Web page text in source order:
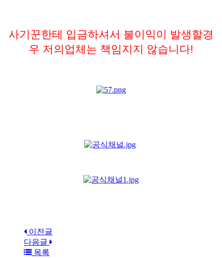
사기꾼한테 입금하셔서 불이익이 발생할경
우 저의업체는 책임지지 않습니다!
이전글
다음글
목록